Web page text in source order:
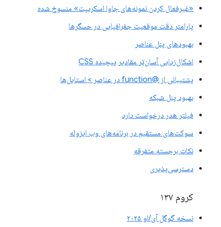
«غیرفعال کردن نمونه‌های جاوا اسکریپت» منسوخ شده
پارامتر دقت موقعیت جغرافیایی در حسگرها
بهبودهای پنل عناصر
اشکال‌زدایی آسان‌تر مقادیر پیچیده CSS
پشتیبانی از @function در عناصر > استایل‌ها
بهبود پنل شبکه
فیلتر هدر درخواست دارد
سوکت‌های مستقیم در برنامه‌های وب ایزوله
نکات برجسته متفرقه
دسترسی‌پذیری
کروم ۱۳۷
نسخه گوگل آی/او ۲۰۲۵